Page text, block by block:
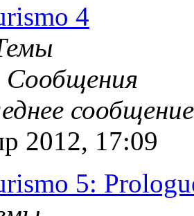
4
Сообщения
сообщение
2012, 17:09
5: